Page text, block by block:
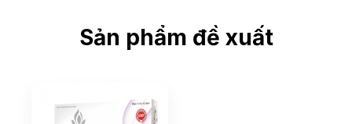
Sản phẩm đề xuất